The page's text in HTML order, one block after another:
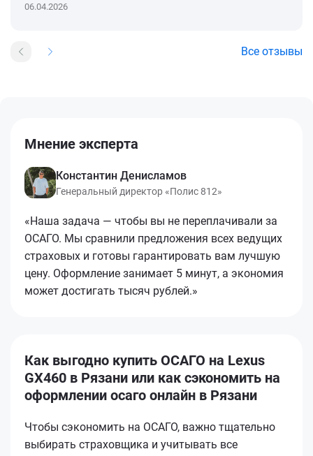
06.04.2026
Все отзывы
Мнение эксперта
Константин Денисламов
Генеральный директор «Полис 812»
«Наша задача — чтобы вы не переплачивали за
ОСАГО. Мы сравнили предложения всех ведущих
страховых и готовы гарантировать вам лучшую
цену. Оформление занимает 5 минут, а экономия
может достигать тысяч рублей.»
Как выгодно купить ОСАГО на Lexus
GX460 в Рязани или как сэкономить на
оформлении осаго онлайн в Рязани
Чтобы сэкономить на ОСАГО, важно тщательно
выбирать страховщика и учитывать все